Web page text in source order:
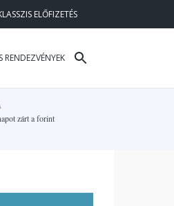
ELŐFIZETÉS
RENDEZVÉNYEK
zárt a forint